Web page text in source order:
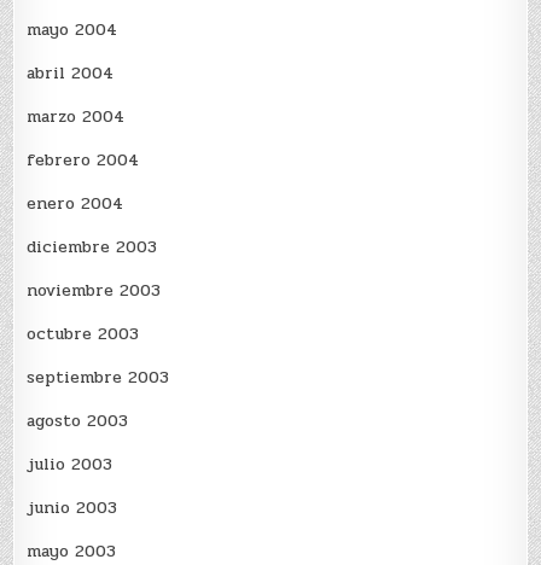
mayo 2004
abril 2004
marzo 2004
febrero 2004
enero 2004
diciembre 2003
noviembre 2003
octubre 2003
septiembre 2003
agosto 2003
julio 2003
junio 2003
mayo 2003